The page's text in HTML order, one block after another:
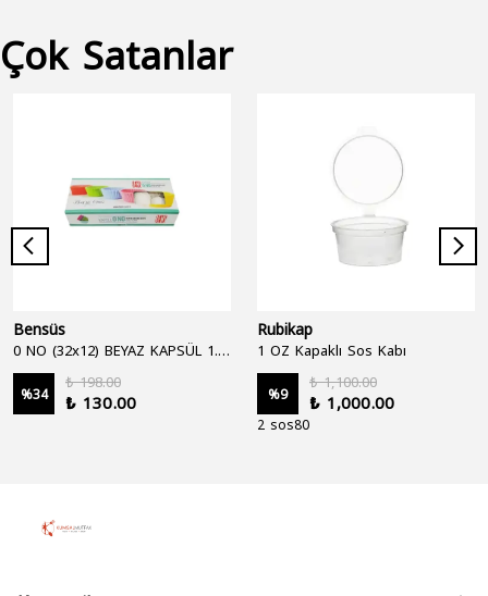
Çok Satanlar
Bensüs
%34
₺ 198.00
₺ 130.00
Rubikap
1 OZ Kapaklı Sos Kabı
%9
₺ 1,100.00
₺ 1,000.00
2 sos80